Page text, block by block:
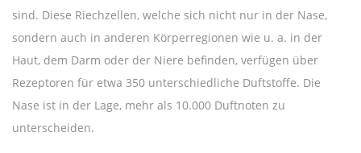
sind. Diese Riechzellen, welche sich nicht nur in der Nase,
sondern auch in anderen Körperregionen wie u. a. in der
Haut, dem Darm oder der Niere befinden, verfügen über
Rezeptoren für etwa 350 unterschiedliche Duftstoffe. Die
Nase ist in der Lage, mehr als 10.000 Duftnoten zu
unterscheiden.